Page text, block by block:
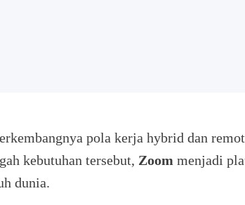
pola kerja hybrid dan
kebutuhan tersebut, Zoom menjadi
dunia.